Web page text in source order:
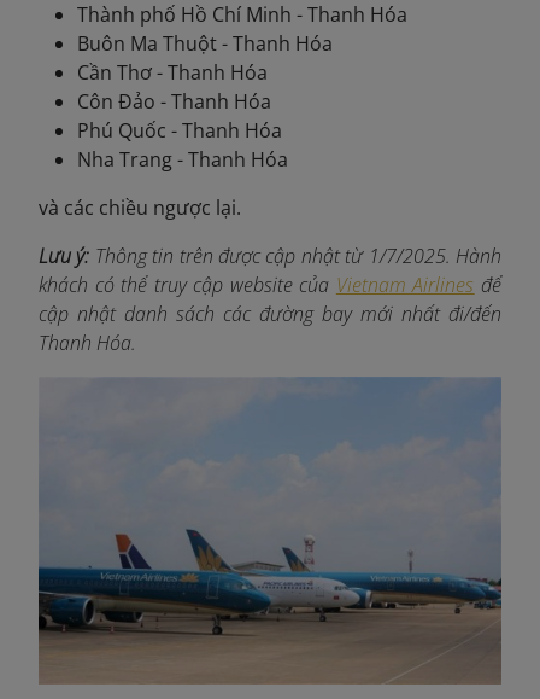
Thành phố Hồ Chí Minh - Thanh Hóa
Buôn Ma Thuột - Thanh Hóa
Cần Thơ - Thanh Hóa
Côn Đảo - Thanh Hóa
Phú Quốc - Thanh Hóa
Nha Trang - Thanh Hóa
và các chiều ngược lại.
Lưu ý: Thông tin trên được cập nhật từ 1/7/2025. Hành
khách có thể truy cập website của Vietnam Airlines để
cập nhật danh sách các đường bay mới nhất đi/đến
Thanh Hóa.